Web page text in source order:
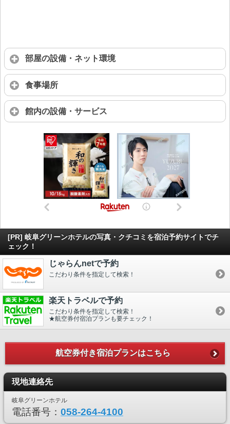
部屋の設備・ネット環境
食事場所
館内の設備・サービス
[PR] 岐阜グリーンホテルの写真・クチコミを宿泊予約サイトでチ
ェック！
じゃらんnetで予約
こだわり条件を指定して検索！
楽天トラベルで予約
こだわり条件を指定して検索！
★航空券付宿泊プランも要チェック！
航空券付き宿泊プランはこちら
現地連絡先
岐阜グリーンホテル
電話番号： 058-264-4100